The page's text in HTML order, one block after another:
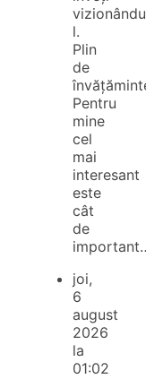
l.
Plin
de
Pentru
mine
cel
mai
interesant
este
cât
de
joi,
6
august
2026
la
01:02